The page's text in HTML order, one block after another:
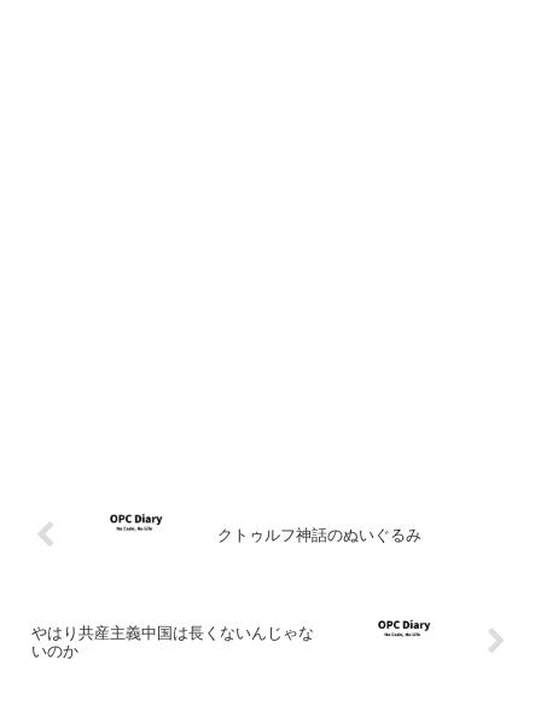
クトゥルフ神話のぬいぐるみ
やはり共産主義中国は長くないんじゃな
いのか